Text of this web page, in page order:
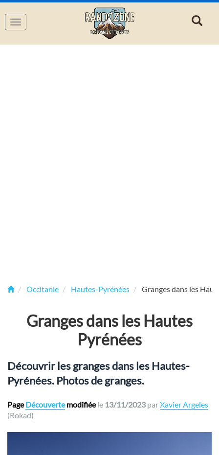
Navigation
Occitanie Hautes-Pyrénées Granges dans les
Granges dans les Hautes
Pyrénées
Découvrir les granges dans les Hautes-
Pyrénées. Photos de granges.
PageDécouvertemodifiéele 13/11/2023 parXavier Argeles
(Rokad)